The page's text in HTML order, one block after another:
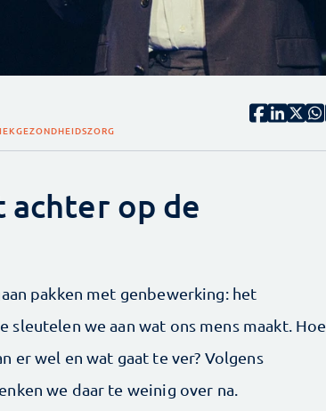
GEZONDHEIDSZORG
achter op de
pakken met genbewerking: het
sleutelen we aan wat ons mens maakt. Hoe
er wel en wat gaat te ver? Volgens
we daar te weinig over na.